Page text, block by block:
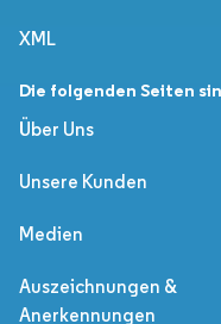
XML
Die folgenden Seiten
Über Uns
Unsere Kunden
Medien
Auszeichnungen &
Anerkennungen